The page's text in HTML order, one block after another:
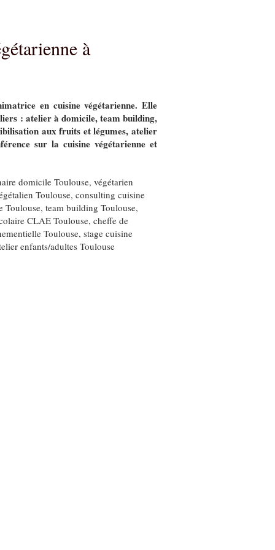
à
en cuisine végétarienne. Elle
: atelier à domicile, team building,
aux fruits et légumes, atelier
sur la cuisine végétarienne et
domicile Toulouse, végétarien
Toulouse, consulting cuisine
Toulouse, team building Toulouse,
CLAE Toulouse, cheffe de
Toulouse, stage cuisine
enfants/adultes Toulouse